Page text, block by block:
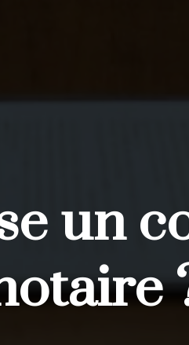
un